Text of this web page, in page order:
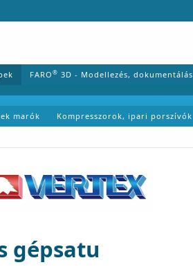
FARO® 3D - Modellezés, dokumentálás
marók Kompresszorok, ipari porszívók
gépsatu